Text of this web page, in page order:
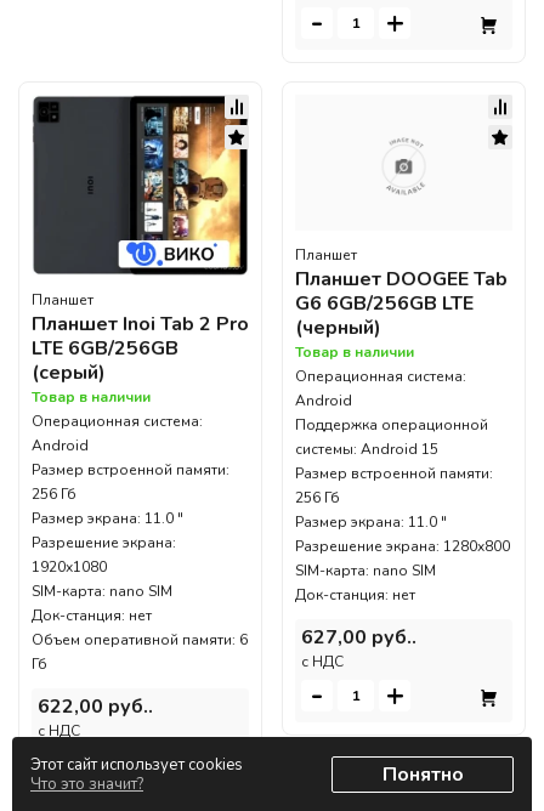
- +
Планшет
Планшет Inoi Tab 2 Pro
LTE 6GB/256GB
(серый)
Товар в наличии
Операционная система:
Android
Размер встроенной памяти:
256 Гб
Размер экрана: 11.0 "
Разрешение экрана:
1920x1080
SIM-карта: nano SIM
Док-станция: нет
Объем оперативной памяти: 6
Гб
622,00 руб..
c НДС
- +
Планшет
Планшет DOOGEE Tab
G6 6GB/256GB LTE
(черный)
Товар в наличии
Операционная система:
Android
Поддержка операционной
системы: Android 15
Размер встроенной памяти:
256 Гб
Размер экрана: 11.0 "
Разрешение экрана: 1280x800
SIM-карта: nano SIM
Док-станция: нет
627,00 руб..
c НДС
- +
Этот сайт использует cookies
Что это значит?
Понятно